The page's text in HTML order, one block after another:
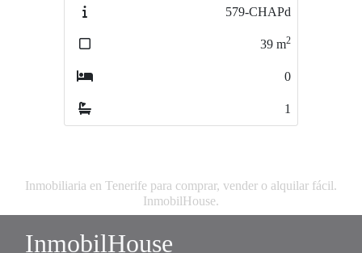
550-FRAd
43m
Inmobiliaria en Tenerife para comprar, vender o alquilar fácil.
InmobilHouse.
InmobilHouse